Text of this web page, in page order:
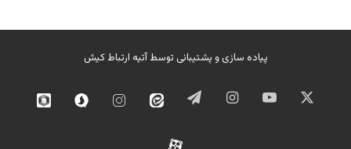
پیاده سازی و پشتیبانی توسطآتیه ارتباط کیش
ایکس یوتیوب اینستاگرامتلگرام ایتا
اینستاگرامسروش